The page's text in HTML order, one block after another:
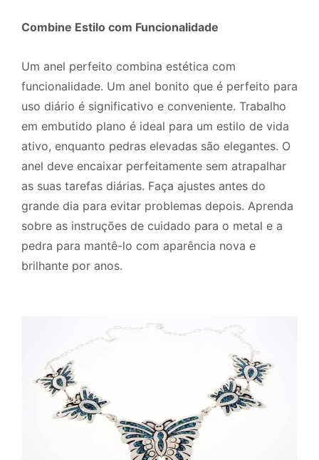
Combine Estilo com Funcionalidade
Um anel perfeito combina estética com
funcionalidade. Um anel bonito que é perfeito para
uso diário é significativo e conveniente. Trabalho
em embutido plano é ideal para um estilo de vida
ativo, enquanto pedras elevadas são elegantes. O
anel deve encaixar perfeitamente sem atrapalhar
as suas tarefas diárias. Faça ajustes antes do
grande dia para evitar problemas depois. Aprenda
sobre as instruções de cuidado para o metal e a
pedra para mantê-lo com aparência nova e
brilhante por anos.